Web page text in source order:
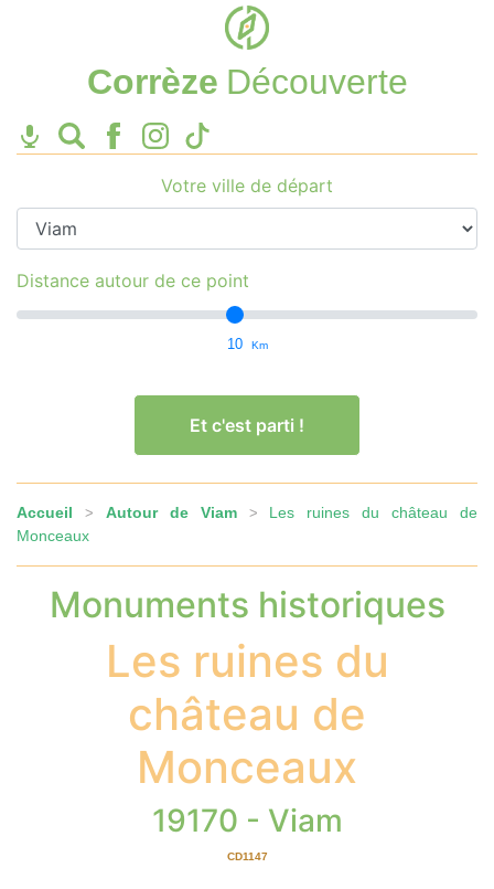
Corrèze Découverte
Votre ville de départ
Distance autour de ce point
10 Km
Et c'est parti !
Accueil > Autour de Viam> Les ruines du château de
Monceaux
Monuments historiques
Les ruines du
château de
Monceaux
19170 - Viam
CD1147